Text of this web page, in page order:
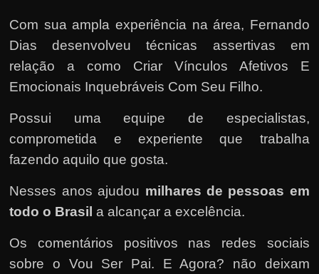
Com sua ampla experiência na área, Fernando
Dias desenvolveu técnicas assertivas em
relação a como Criar Vínculos Afetivos E
Emocionais Inquebráveis Com Seu Filho.
Possui uma equipe de especialistas,
comprometida e experiente que trabalha
fazendo aquilo que gosta.
Nesses anos ajudou milhares de pessoas em
todo o Brasil a alcançar a excelência.
Os comentários positivos nas redes sociais
sobre o Vou Ser Pai. E Agora? não deixam